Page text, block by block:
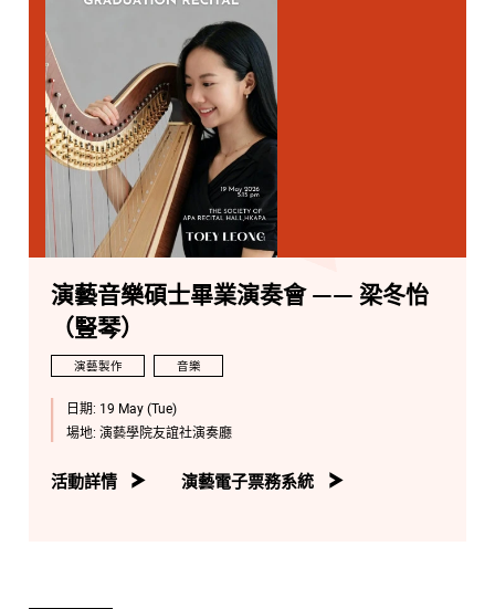
演藝音樂碩士畢業演奏會 —— 梁冬怡
（豎琴）
演藝製作 音樂
日期: 19 May (Tue)
場地: 演藝學院友誼社演奏廳
活動詳情 演藝電子票務系統